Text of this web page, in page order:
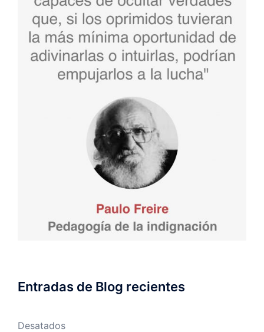
Entradas de Blog recientes
Desatados